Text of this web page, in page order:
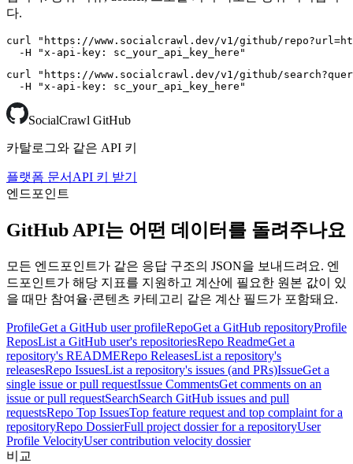
다.
curl "https://www.socialcrawl.dev/v1/github/
  -H "x-api-key: sc_your_api_key_here"
curl "https://www.socialcrawl.dev/v1/github/
  -H "x-api-key: sc_your_api_key_here"
SocialCrawl GitHub
카탈로그와 같은 API 키
플랫폼 문서 API 키 받기
엔드포인트
GitHub API는 어떤 데이터를 돌려주나요
모든 엔드포인트가 같은 응답 구조의 JSON을 보내드려요. 엔
드포인트가 해당 지표를 지원하고 계산에 필요한 원본 값이 있
을 때만 참여율·콘텐츠 카테고리 같은 계산 필드가 포함돼요.
ProfileGet a GitHub user profileRepoGet a GitHub repositoryProfile
ReposList a GitHub user's repositoriesRepo ReadmeGet a
repository's READMERepo ReleasesList a repository's
releasesRepo IssuesList a repository's issues (and PRs)IssueGet a
single issue or pull requestIssue CommentsGet comments on an
issue or pull requestSearchSearch GitHub issues and pull
requestsRepo Top IssuesTop feature request and top complaint for a
repositoryRepo DossierFull project dossier for a repositoryUser
Profile VelocityUser contribution velocity dossier
비교